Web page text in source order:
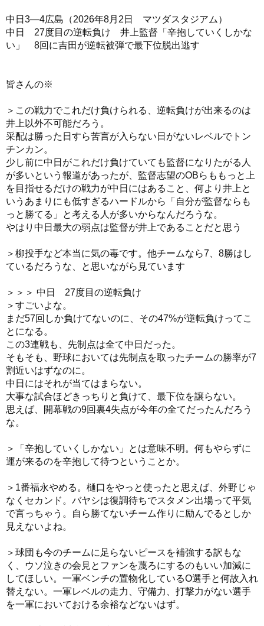
中日3―4広島（2026年8月2日 マツダスタジアム）
中日 27度目の逆転負け 井上監督「辛抱していくしかな
い」 8回に吉田が逆転被弾で最下位脱出逃す
皆さんの※
＞この戦力でこれだけ負けられる、逆転負けが出来るのは
井上以外不可能だろう。
采配は勝った日すら苦言が入らない日がないレベルでトン
チンカン。
少し前に中日がこれだけ負けていても監督になりたがる人
が多いという報道があったが、監督志望のOBらももっと上
を目指せるだけの戦力が中日にはあること、何より井上と
いうあまりにも低すぎるハードルから「自分が監督ならも
っと勝てる」と考える人が多いからなんだろうな。
やはり中日最大の弱点は監督が井上であることだと思う
＞柳投手など本当に気の毒です。他チームなら7、8勝はし
ているだろうな、と思いながら見ています
＞＞＞ 中日 27度目の逆転負け
＞すごいよな。
まだ57回しか負けてないのに、その47%が逆転負けってこ
とになる。
この3連戦も、先制点は全て中日だった。
そもそも、野球においては先制点を取ったチームの勝率が7
割近いはずなのに。
中日にはそれが当てはまらない。
大事な試合ほどきっちりと負けて、最下位を譲らない。
思えば、開幕戦の9回裏4失点が今年の全てだったんだろう
な。
＞「辛抱していくしかない」とは意味不明。何もやらずに
運が来るのを辛抱して待つということか。
＞1番福永やめる。樋口をやっと使ったと思えば、外野じゃ
なくセカンド。バヤシは復調待ちでスタメン出場って平気
で言っちゃう。自ら勝てないチーム作りに励んでるとしか
見えないよね。
＞球団も今のチームに足らないピースを補強する訳もな
く、ウソ泣きの会見とファンを蔑ろにするのもいい加減に
してほしい。一軍ベンチの置物化しているO選手と何故入れ
替えない。一軍レベルの走力、守備力、打撃力がない選手
を一軍においておける余裕などないはず。